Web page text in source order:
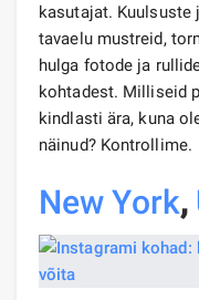
kasutajat. Kuulsuste
tavaelu mustreid,
hulga fotode ja
kohtadest. Milliseid
kindlasti ära, kuna
näinud? Kontrollime.
New York,